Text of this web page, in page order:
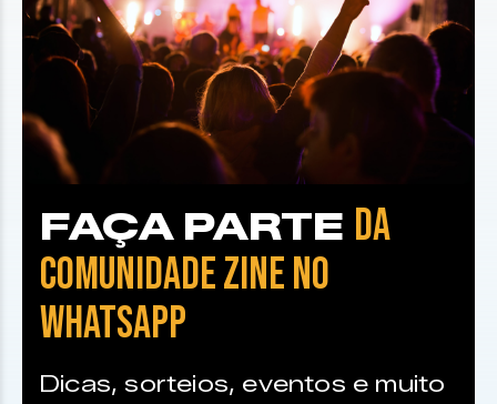
FAÇA PARTE DA
COMUNIDADE ZINE NO
WHATSAPP
Dicas, sorteios, eventos e muito